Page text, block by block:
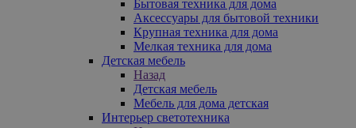
Бытовая техника для дома
Аксессуары для бытовой техники
Крупная техника для дома
Мелкая техника для дома
Детская мебель
Назад
Детская мебель
Мебель для дома детская
Интерьер светотехника